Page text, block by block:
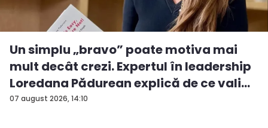
07 august 2026, 14:10
Un simplu „bravo” poate motiva mai
mult decât crezi. Expertul în leadership
Loredana Pădurean explică de ce vali...